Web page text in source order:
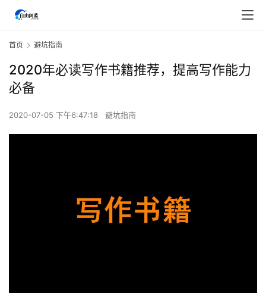
首页 避坑指南
2020年必读写作书籍推荐，提高写作能力
必备
2020-07-05 下午6:47:18 避坑指南